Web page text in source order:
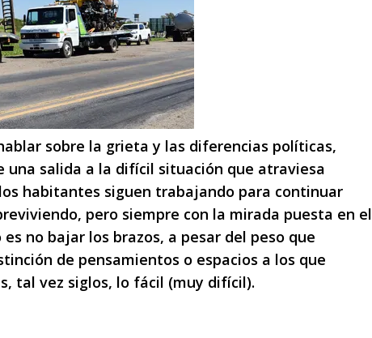
sobre la grieta y las diferencias políticas,
salida a la difícil situación que atraviesa
habitantes siguen trabajando para continuar
pero siempre con la mirada puesta en el
no bajar los brazos, a pesar del peso que
de pensamientos o espacios a los que
tal vez siglos, lo fácil (muy difícil).